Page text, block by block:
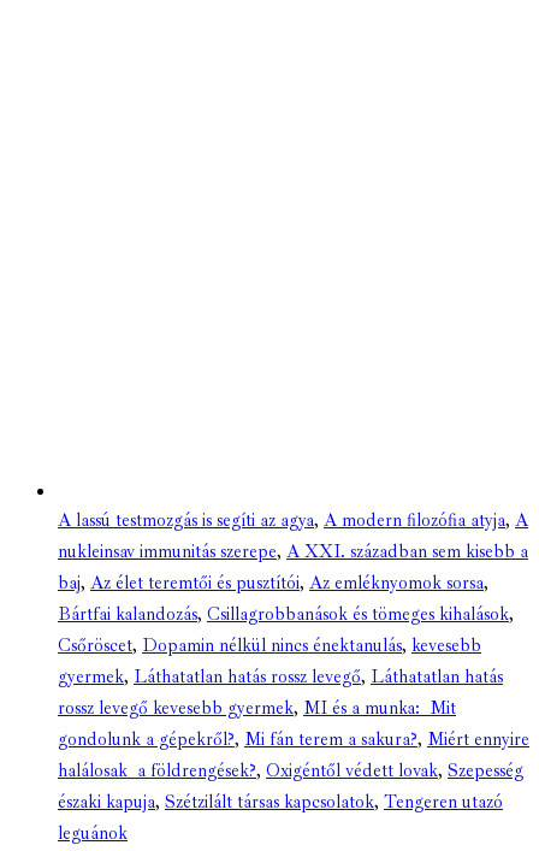
A lassú testmozgás is segíti az agya, A modern filozófia atyja, A
nukleinsav immunitás szerepe, A XXI. században sem kisebb a
baj, Az élet teremtői és pusztítói, Az emléknyomok sorsa,
Bártfai kalandozás, Csillagrobbanások és tömeges kihalások,
Csőröscet, Dopamin nélkül nincs énektanulás, kevesebb
gyermek, Láthatatlan hatás rossz levegő, Láthatatlan hatás
rossz levegő kevesebb gyermek, MI és a munka: Mit
gondolunk a gépekről?, Mi fán terem a sakura?, Miért ennyire
halálosak a földrengések?, Oxigéntől védett lovak, Szepesség
északi kapuja, Szétzilált társas kapcsolatok, Tengeren utazó
leguánok